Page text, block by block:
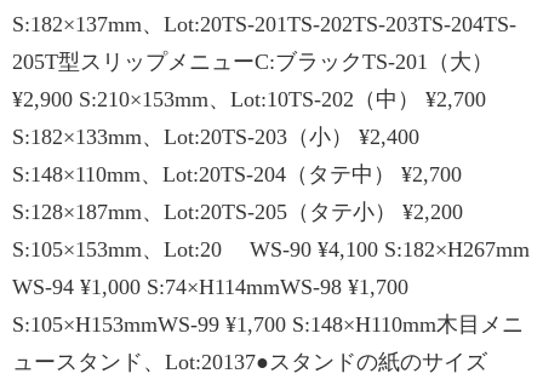
S:182×137mm、Lot:20TS-201TS-202TS-203TS-204TS-
205T型スリップメニューC:ブラックTS-201（大）
¥2,900 S:210×153mm、Lot:10TS-202（中） ¥2,700
S:182×133mm、Lot:20TS-203（小） ¥2,400
S:148×110mm、Lot:20TS-204（タテ中） ¥2,700
S:128×187mm、Lot:20TS-205（タテ小） ¥2,200
S:105×153mm、Lot:20 WS-90 ¥4,100 S:182×H267mm
WS-94 ¥1,000 S:74×H114mmWS-98 ¥1,700
S:105×H153mmWS-99 ¥1,700 S:148×H110mm木目メニ
ュースタンド、Lot:20137●スタンドの紙のサイズ